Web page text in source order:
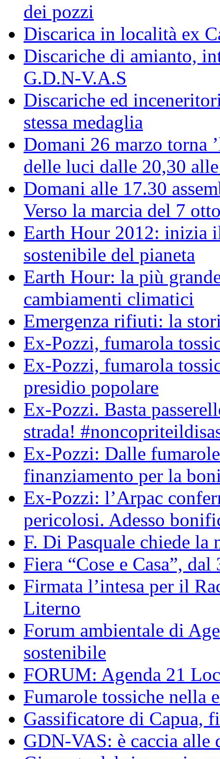
dei pozzi
Discarica in località ex
Discariche di amianto,
G.D.N-V.A.S
Discariche ed
stessa medaglia
Domani 26 marzo torna
delle luci dalle 20,30
Domani alle 17.30
Verso la marcia del 7
Earth Hour 2012: inizia
sostenibile del pianeta
Earth Hour: la più
cambiamenti climatici
Emergenza rifiuti: la
Ex-Pozzi, fumarola
Ex-Pozzi, fumarola
presidio popolare
Ex-Pozzi. Basta
strada!
Ex-Pozzi: Dalle
finanziamento per la
Ex-Pozzi: l’Arpac
pericolosi. Adesso
F. Di Pasquale chiede
Fiera “Cose e Casa”,
Firmata l’intesa per il
Literno
Forum ambientale di
sostenibile
FORUM: Agenda 21
Fumarole tossiche nella
Gassificatore di Capua,
GDN-VAS: è caccia alle